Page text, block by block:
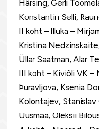
Härsing, Gerli
Konstantin Selli,
II koht – Illuka –
Kristina
Üllar Saatman, Alar
III koht – Kiviõli VK –
Þuravljova, Ksenia
Kolontajev, Stanislav
Uusmaa, Oleksii